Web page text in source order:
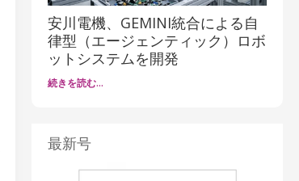
安川電機、GEMINI統合による自
律型（エージェンティック）ロボ
ットシステムを開発
続きを読む…
最新号